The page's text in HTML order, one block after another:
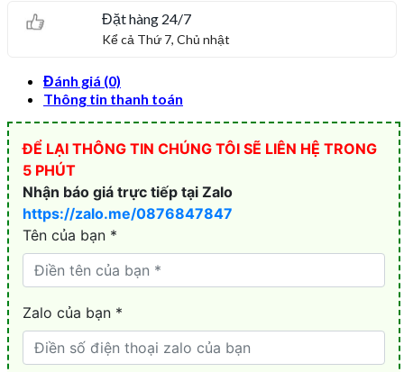
Đặt hàng 24/7
Kể cả Thứ 7, Chủ nhật
Đánh giá (0)
Thông tin thanh toán